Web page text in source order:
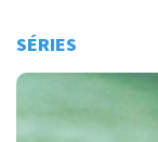
SÉRIES